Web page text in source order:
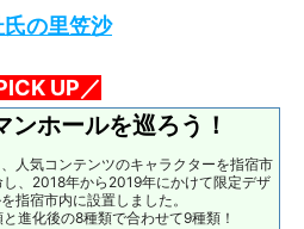
氏の里笠沙
UP／
ンホールを巡ろう！
人気コンテンツのキャラクターを指宿市
、2018年から2019年にかけて限定デザ
指宿市内に設置しました。
進化後の8種類で合わせて9種類！